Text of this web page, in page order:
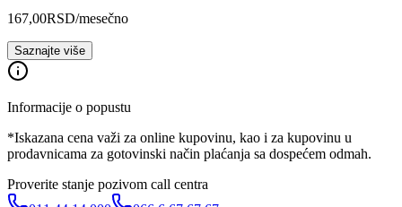
167,00RSD/mesečno
Saznajte više
Informacije o popustu
*Iskazana cena važi za online kupovinu, kao i za kupovinu u
prodavnicama za gotovinski način plaćanja sa dospećem odmah.
Proverite stanje pozivom call centra